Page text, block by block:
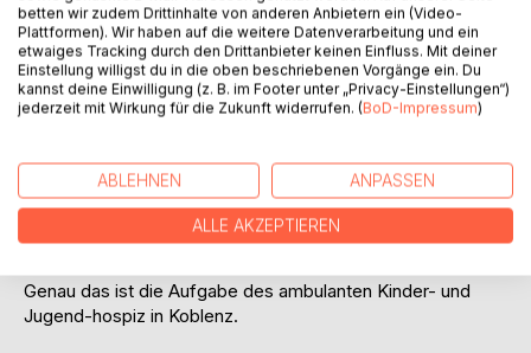
leben, dass dein Kind niemals erwachsen werden wird?
Jeder Tag ist fortan ein Tag weniger vom Leben dieses
Kindes.
Wieviel tränenreiche Stunden rauben einem den Schlaf?
Sorgen, die jeden Tag mehr zu werden scheinen, drücken
Umso wichtiger ist es, Licht in die Leben dieser Kinder und
deren Angehörigen zu bringen. Kraft zu spenden, ein
offenes Ohr zu haben, zu beraten und mit Trost, Rat und
Genau das ist die Aufgabe des ambulanten Kinder- und
Jugend-hospiz in Koblenz.
betten wir zudem Drittinhalte von anderen Anbietern ein (Video-
Plattformen). Wir haben auf die weitere Datenverarbeitung und ein
etwaiges Tracking durch den Drittanbieter keinen Einfluss. Mit deiner
Einstellung willigst du in die oben beschriebenen Vorgänge ein. Du
kannst deine Einwilligung (z. B. im Footer unter „Privacy-Einstellungen“)
jederzeit mit Wirkung für die Zukunft widerrufen. (BoD-Impressum)
ABLEHNEN ANPASSEN
ALLE AKZEPTIEREN